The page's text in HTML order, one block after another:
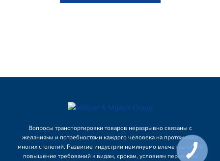
Вопросы транспортировки товаров неразрывно связаны с
желаниями и потребностями каждого человека на протяжении
многих столетий. Развитие индустрии неминуемо влечет за собой
повышение требований к видам, срокам, условиям перевозки